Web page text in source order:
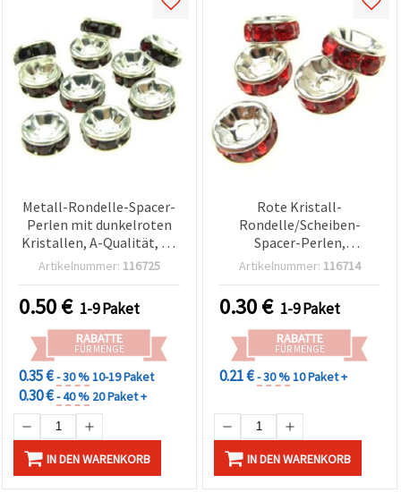
Metall-Rondelle-Spacer-
Perlen mit dunkelroten
Kristallen, A-Qualität, 6 x
3 mm, Loch: 1 mm,
– 10 Stück
Artikelnummer: 116725
0.50€ 1-9 Paket
RABATTE
FÜR MENGE
0.35 €- 30 %10-19 Paket
0.30 €- 40 % 20 Paket +
IN DEN WARENKORB
Rote Kristall-
Rondelle/Scheiben-
Spacer-Perlen,
Metallfarbe Weiß, 8 x 3,5
B, Schmuckzubehör, 10
Stück
Artikelnummer: 116714
0.30€ 1-9 Paket
RABATTE
FÜR MENGE
0.21 €- 30 %10 Paket +
IN DEN WARENKORB